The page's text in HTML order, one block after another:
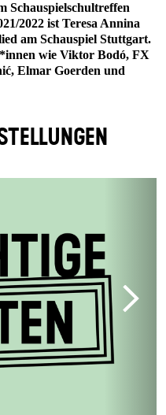
Schauspielschultreffen
2022 ist Teresa Annina
am Schauspiel Stuttgart.
wie Viktor Bodó, FX
Elmar Goerden und